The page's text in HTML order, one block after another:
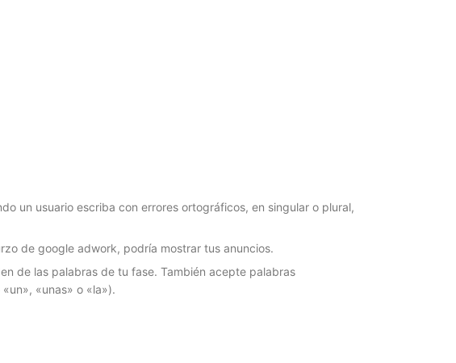
un usuario escriba con errores ortográficos, en singular o plural,
de google adwork, podría mostrar tus anuncios.
de las palabras de tu fase. También acepte palabras
«unas» o «la»).